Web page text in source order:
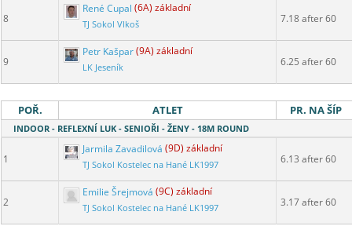
8
René Cupal (6A) základní
TJ Sokol Vlkoš 7.18 after 60
9
Petr Kašpar(9A) základní
LK Jeseník 6.25 after 60
POŘ. ATLET PR. NA ŠÍP
INDOOR - REFLEXNÍ LUK - SENIOŘI - ŽENY - 18M ROUND
1
Jarmila Zavadilová (9D) základní
TJ Sokol Kostelec na Hané LK1997 6.13 after 60
2
Emilie Šrejmová (9C) základní
TJ Sokol Kostelec na Hané LK1997 3.17 after 60